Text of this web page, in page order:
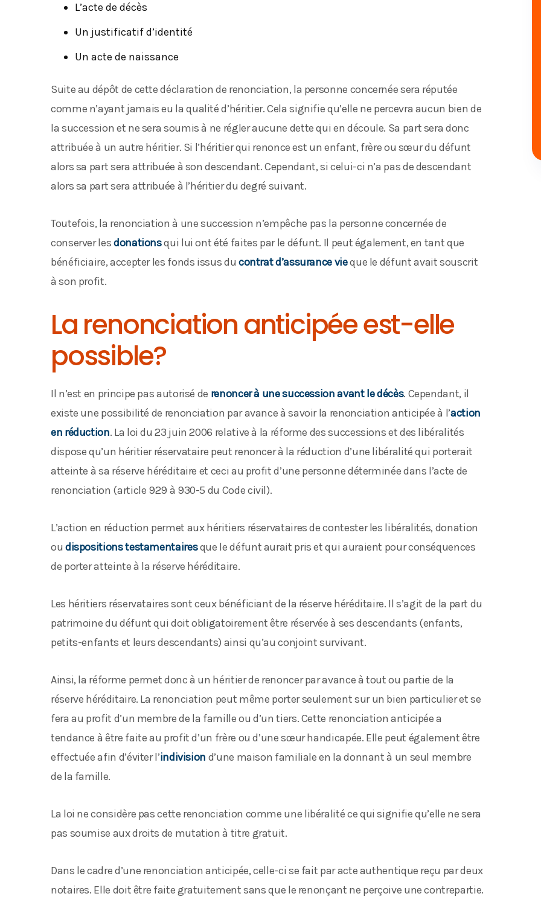
L’acte de décès
Un justificatif d’identité
Un acte de naissance
Suite au dépôt de cette déclaration de renonciation, la personne concernée sera réputée
comme n’ayant jamais eu la qualité d’héritier. Cela signifie qu’elle ne percevra aucun bien de
la succession et ne sera soumis à ne régler aucune dette qui en découle. Sa part sera donc
attribuée à un autre héritier. Si l’héritier qui renonce est un enfant, frère ou sœur du défunt
alors sa part sera attribuée à son descendant. Cependant, si celui-ci n’a pas de descendant
alors sa part sera attribuée à l’héritier du degré suivant.
Toutefois, la renonciation à une succession n’empêche pas la personne concernée de
conserver lesdonationsqui lui ont été faites par le défunt. Il peut également, en tant que
bénéficiaire, accepter les fonds issus du contrat d’assurance vieque le défunt avait souscrit
à son profit.
La renonciation anticipée est-elle
possible?
Il n’est en principe pas autorisé de renoncer à une succession avant le décès. Cependant, il
existe une possibilité de renonciation par avance à savoir la renonciation anticipée à l’action
en réduction. La loi du 23 juin 2006 relative à la réforme des successions et des libéralités
dispose qu’un héritier réservataire peut renoncer à la réduction d’une libéralité qui porterait
atteinte à sa réserve héréditaire et ceci au profit d’une personne déterminée dans l’acte de
renonciation (article 929 à 930-5 du Code civil).
L’action en réduction permet aux héritiers réservataires de contester les libéralités, donation
ou dispositions testamentairesque le défunt aurait pris et qui auraient pour conséquences
de porter atteinte à la réserve héréditaire.
Les héritiers réservataires sont ceux bénéficiant de la réserve héréditaire. Il s’agit de la part du
patrimoine du défunt qui doit obligatoirement être réservée à ses descendants (enfants,
petits-enfants et leurs descendants) ainsi qu’au conjoint survivant.
Ainsi, la réforme permet donc à un héritier de renoncer par avance à tout ou partie de la
réserve héréditaire. La renonciation peut même porter seulement sur un bien particulier et se
fera au profit d’un membre de la famille ou d’un tiers. Cette renonciation anticipée a
tendance à être faite au profit d’un frère ou d’une sœur handicapée. Elle peut également être
effectuée afin d’éviter l’indivision d’une maison familiale en la donnant à un seul membre
de la famille.
La loi ne considère pas cette renonciation comme une libéralité ce qui signifie qu’elle ne sera
pas soumise aux droits de mutation à titre gratuit.
Dans le cadre d’une renonciation anticipée, celle-ci se fait par acte authentique reçu par deux
notaires. Elle doit être faite gratuitement sans que le renonçant ne perçoive une contrepartie.